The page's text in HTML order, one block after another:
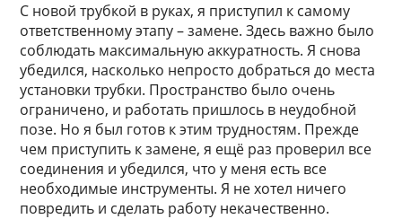
С новой трубкой в руках, я приступил к самому
ответственному этапу – замене. Здесь важно было
соблюдать максимальную аккуратность. Я снова
убедился, насколько непросто добраться до места
установки трубки. Пространство было очень
ограничено, и работать пришлось в неудобной
позе. Но я был готов к этим трудностям. Прежде
чем приступить к замене, я ещё раз проверил все
соединения и убедился, что у меня есть все
необходимые инструменты. Я не хотел ничего
повредить и сделать работу некачественно.